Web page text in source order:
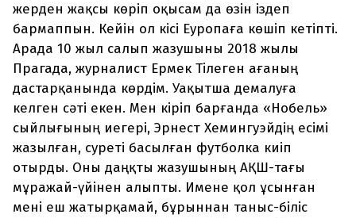
жерден жақсы көріп оқысам да өзін іздеп
бармаппын. Кейін ол кісі Еуропаға көшіп кетіпті.
Арада 10 жыл салып жазушыны 2018 жылы
Прагада, журналист Ермек Тілеген ағаның
дастарқанында көрдім. Уақытша демалуға
келген сәті екен. Мен кіріп барғанда «Нобель»
сыйлығының иегері, Эрнест Хемингуэйдің есімі
жазылған, суреті басылған футболка киіп
отырды. Оны даңқты жазушының АҚШ-тағы
мұражай-үйінен алыпты. Имене қол ұсынған
мені еш жатырқамай, бұрыннан таныс-біліс